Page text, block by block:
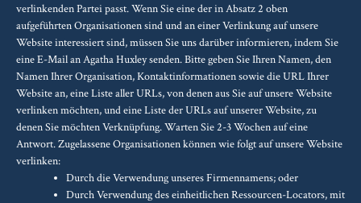
verlinkenden Partei passt. Wenn Sie eine der in Absatz 2 oben
aufgeführten Organisationen sind und an einer Verlinkung auf unsere
Website interessiert sind, müssen Sie uns darüber informieren, indem Sie
eine E-Mail an Agatha Huxley senden. Bitte geben Sie Ihren Namen, den
Namen Ihrer Organisation, Kontaktinformationen sowie die URL Ihrer
Website an, eine Liste aller URLs, von denen aus Sie auf unsere Website
verlinken möchten, und eine Liste der URLs auf unserer Website, zu
denen Sie möchten Verknüpfung. Warten Sie 2-3 Wochen auf eine
Antwort. Zugelassene Organisationen können wie folgt auf unsere Website
verlinken:
Durch die Verwendung unseres Firmennamens; oder
Durch Verwendung des einheitlichen Ressourcen-Locators, mit